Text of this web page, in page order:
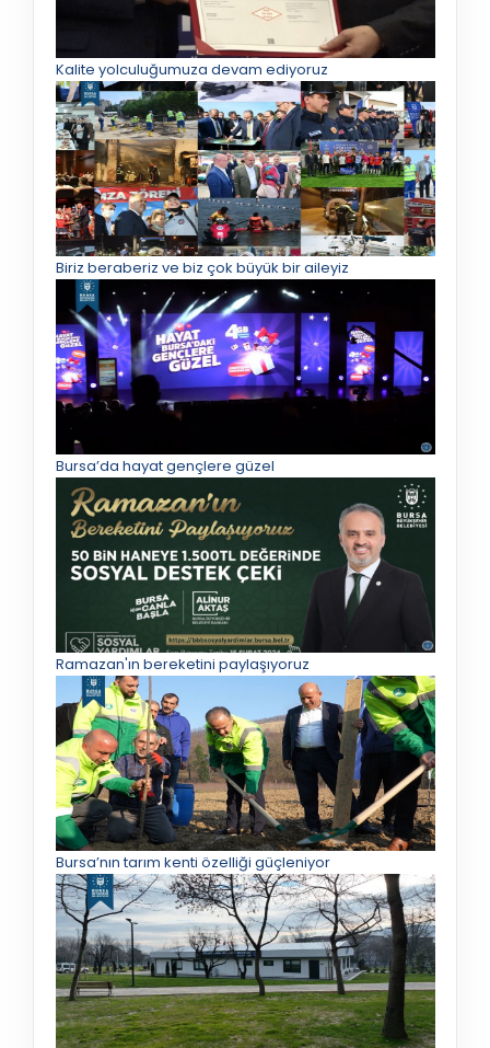
Kalite yolculuğumuza devam ediyoruz
Biriz beraberiz ve biz çok büyük bir aileyiz
Bursa’da hayat gençlere güzel
Ramazan'ın bereketini paylaşıyoruz
Bursa’nın tarım kenti özelliği güçleniyor